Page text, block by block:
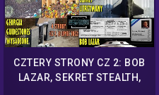
CZTERY STRONY CZ 2: BOB
LAZAR, SEKRET STEALTH,